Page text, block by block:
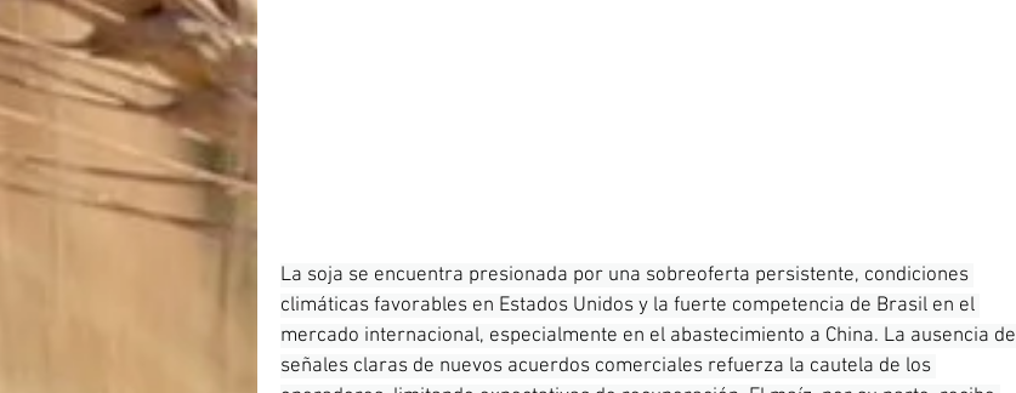
La soja se encuentra presionada por una sobreoferta persistente, condiciones
climáticas favorables en Estados Unidos y la fuerte competencia de Brasil en el
mercado internacional, especialmente en el abastecimiento a China. La ausencia de
señales claras de nuevos acuerdos comerciales refuerza la cautela de los